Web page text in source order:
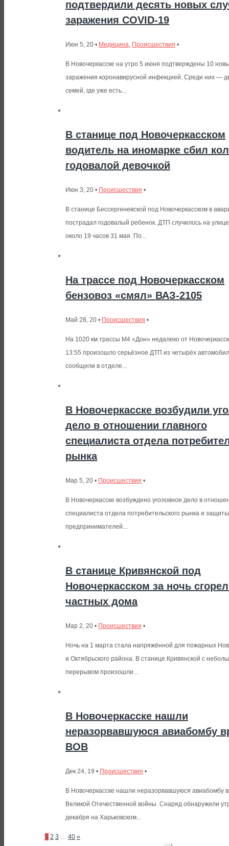
подтвердили десять новых
заражения COVID-19
Июн 5, 20 • Медицина Происшествия •
В Новочеркасске на утро 5 июня подтверждены 10
заражения коронавирусной инфекцией. Среди них —
семей, где уже есть...
В станице под Новочеркасском
водитель на иномарке сбил
годовалой девочкой
Июн 3, 20 • Происшествия •
В станице Бессергеневской под Новочеркасском в
пострадал годовалый ребенок. ДТП случилось на
около 19 часов 31 мая. По...
На трассе под Новочеркасском
бензовоз «смял» ВАЗ-2105
Май 28, 20 • Происшествия •
На 1020 км трассы М4 «Дон» недалеко от
13:55 произошло серьёзное ДТП из четырёх
сообщили в отделе...
В Новочеркасске возбудили
дело в отношении главного
специалиста отдела
рынка
Мар 5, 20 • Происшествия •
В Новочеркасске возбуждено уголовное дело в
специалиста отдела потребительского рынка и
предпринимателей...
В станице Кривянской под
Новочеркасском за ночь
частных дома
Мар 2, 20 • Происшествия •
Ночь на 1 марта стала напряжённой для пожарных
и Октябрьского района. В станице Кривянской с
перерывом произошли...
В Новочеркасске нашли
неразорвавшуюся авиабомбу
ВОВ
Дек 24, 19 • Происшествия •
В Новочеркасске нашли неразорвавшуюся авиабомбу
Великой Отечественной войны. Снаряд обнаружили
декабря на Харьковском...
1 2 3 40 »